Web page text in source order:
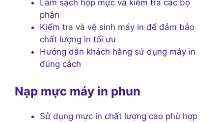
Làm sạch hộp mực và kiểm tra các bộ
phận
Kiểm tra và vệ sinh máy in để đảm bảo
chất lượng in tối ưu
Hướng dẫn khách hàng sử dụng máy in
đúng cách
Nạp mực máy in phun
Sử dụng mực in chất lượng cao phù hợp